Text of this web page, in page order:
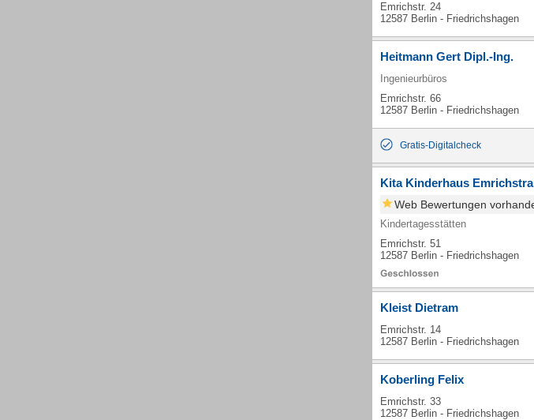
Emrichstr. 24
12587 Berlin - Friedrichshagen
Heitmann Gert Dipl.-Ing.
Ingenieurbüros
Emrichstr. 66
12587 Berlin - Friedrichshagen
Gratis-Digitalcheck
Kita Kinderhaus
Web Bewertungen
Kindertagesstätten
Emrichstr. 51
12587 Berlin - Friedrichshagen
Kleist Dietram
Emrichstr. 14
12587 Berlin - Friedrichshagen
Koberling Felix
Emrichstr. 33
12587 Berlin - Friedrichshagen